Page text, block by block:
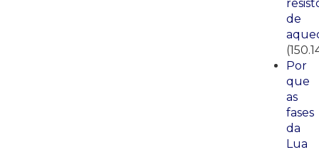
de
Por
que
as
fases
da
Lua